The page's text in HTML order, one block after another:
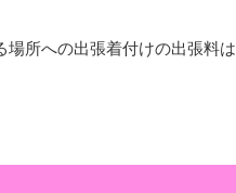
所への出張着付けの出張料は